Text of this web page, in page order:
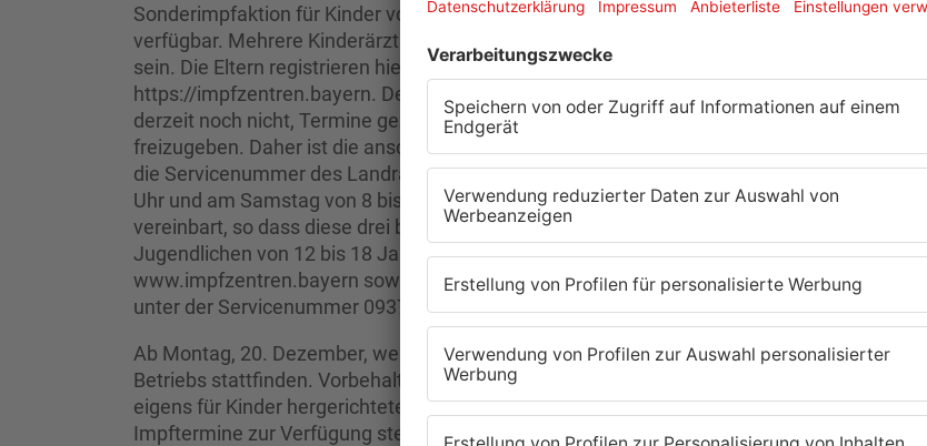
Sonderimpfaktion für Kinder von fünf bis elf Jahren. Vereinzelt sind noch Termine
verfügbar. Mehrere Kinderärztinnen und Kinderärzte werden an diesem Tag im Einsatz
sein. Die Eltern registrieren hierfür ihre 5- bis 11-Jährigen wie üblich auf
https://impfzentren.bayern. Der Freistaat Bayern ermöglicht es in seinem Impfportal
derzeit noch nicht, Termine gezielt nur für Impfungen von Kindern unter 12 Jahren
freizugeben. Daher ist die anschließende Terminvereinbarung zunächst ausschließlich über
die Servicenummer des Landratsamtes 09371/501 750 von Montag bis Freitag, 8 bis 16
Uhr und am Samstag von 8 bis 13 Uhr möglich. Zweitimpftermine werden vor Ort
vereinbart, so dass diese drei bis sechs Wochen später stattfinden können. Für Kinder und
Jugendlichen von 12 bis 18 Jahren erfolgt die Anmeldung wie gewohnt über
www.impfzentren.bayern sowie alternativ für Personen ohne Internetanschluss telefonisch
unter der Servicenummer 09371/501 750.
Ab Montag, 20. Dezember, werden die Kinderimpfungen dann im Rahmen des regulären
Betriebs stattfinden. Vorbehaltlich etwaiger Anpassungen im laufenden Betrieb werden im
eigens für Kinder hergerichteten Impfkabinen zunächst täglich zwischen 50 und 100
Impftermine zur Verfügung stehen, während in den übrigen Impfkabinen weiterhin die